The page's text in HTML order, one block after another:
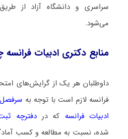
سراسری و دانشگاه آزاد از
می‌شود.
منابع دکتری ادبیات
داوطلبان هر یک از گرایش‌های
فراﻧﺴﻪ لازم است با توجه به
ادبیات فراﻧﺴﻪ که در دفترچه ثبت
شده، نسبت به مطالعه و کسب